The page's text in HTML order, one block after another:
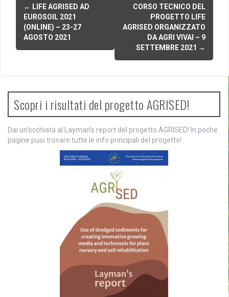
N
v
a
z
i
← LIFE AGRISED AD
EUROSOIL 2021
(ONLINE) – 23-27
AGOSTO 2021
CORSO TECNICO DEL
PROGETTO LIFE
AGRISED ORGANIZZATO
DA AGRI VIVAI – 9
SETTEMBRE 2021 →
Scopri i risultati del progetto AGRISED!
Dai un’occhiata al Layman’s report del progetto AGRISED! In poche
pagine puoi trovare tutte le info principali del progetto!